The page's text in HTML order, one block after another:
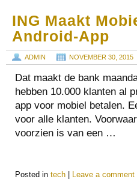
ING Maakt
Android-App
ADMIN NOVEMBER 30, 2015
Dat maakt de bank
hebben 10.000 klanten al
app voor mobiel betalen.
voor alle klanten.
voorzien is van een …
Posted in tech Leave a comment